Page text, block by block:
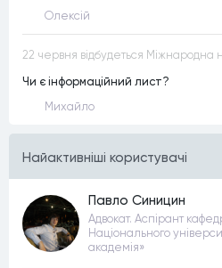
Олексій
Чи є інформаційний лист?
Михайло
Найактивнiшi користувачi
Павло Синицин
Адвокат. Аспірант
Національного
академія»